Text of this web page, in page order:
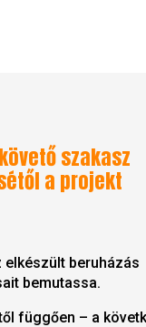
szakasz
a projekt
elkészült beruházás
bemutassa.
függően – a